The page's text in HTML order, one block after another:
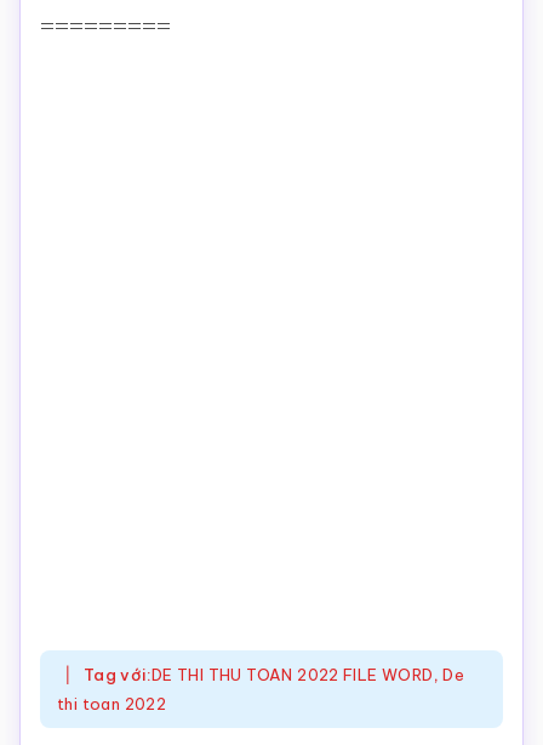
=========
Tag với:DE THI THU TOAN 2022 FILE WORD,De
thi toan 2022